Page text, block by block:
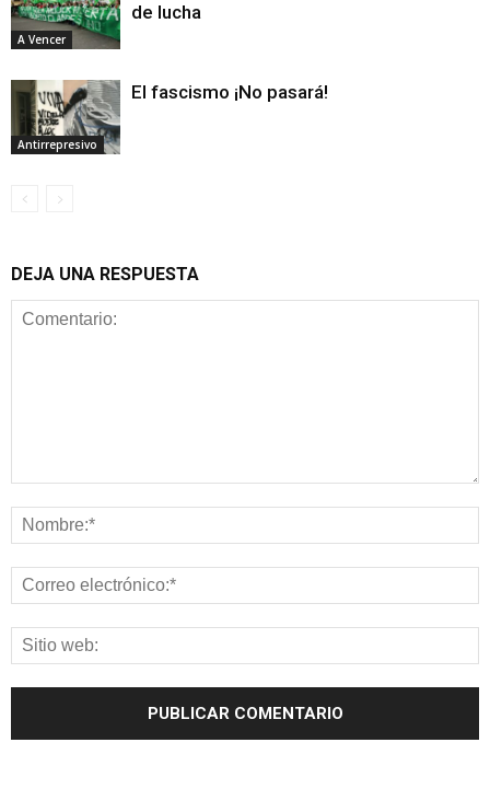
A Vencer
de lucha
Antirrepresivo
El fascismo ¡No pasará!
DEJA UNA RESPUESTA